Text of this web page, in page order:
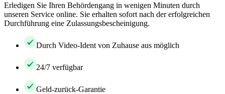
Erledigen Sie Ihren Behördengang in wenigen Minuten durch
unseren Service online. Sie erhalten sofort nach der erfolgreichen
Durchführung eine Zulassungsbescheinigung.
Durch Video-Ident von Zuhause aus möglich
24/7 verfügbar
Geld-zurück-Garantie